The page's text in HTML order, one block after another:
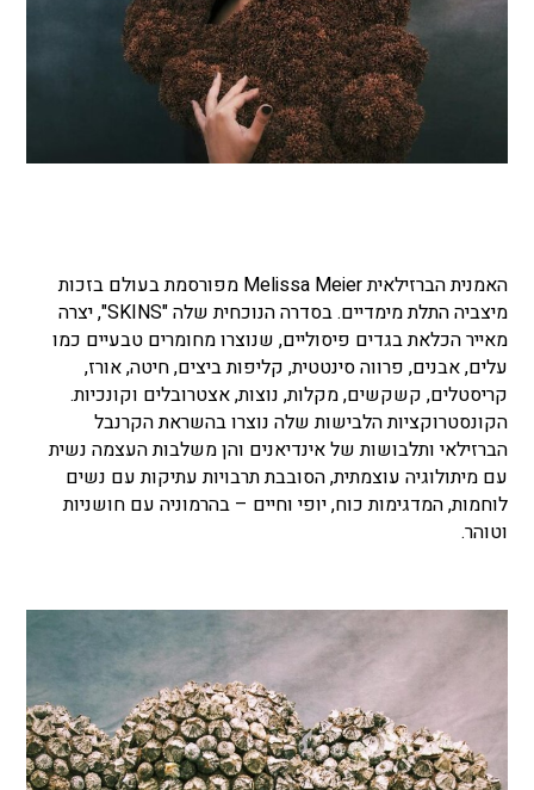
האמנית הברזילאית Melissa Meier מפורסמת בעולם בזכות
מיצביה התלת מימדיים. בסדרה הנוכחית שלה "SKINS", יצרה
מאייר הכלאת בגדים פיסוליים, שנוצרו מחומרים טבעיים כמו
עלים, אבנים, פרווה סינטטית, קליפות ביצים, חיטה, אורז,
קריסטלים, קשקשים, מקלות, נוצות, אצטרובלים וקונכיות.
הקונסטרוקציות הלבישות שלה נוצרו בהשראת הקרנבל
הברזילאי ותלבושות של אינדיאנים והן משלבות העצמה נשית
עם מיתולוגיה עוצמתית, הסובבת תרבויות עתיקות עם נשים
לוחמות, המדגימות כוח, יופי וחיים – בהרמוניה עם חושניות
וטוהר.